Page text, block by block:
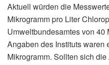
Aktuell würden die
Mikrogramm pro Liter
Umweltbundesamtes von 40
Angaben des Instituts waren
Mikrogramm. Sollten sich